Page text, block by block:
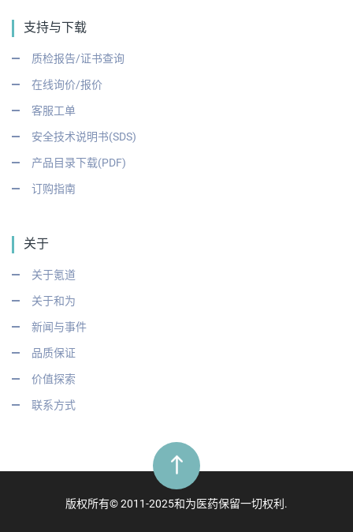
支持与下载
质检报告/证书查询
在线询价/报价
客服工单
安全技术说明书(SDS)
产品目录下载(PDF)
订购指南
关于
关于氪道
关于和为
新闻与事件
品质保证
价值探索
联系方式
版权所有© 2011-2025和为医药保留一切权利.